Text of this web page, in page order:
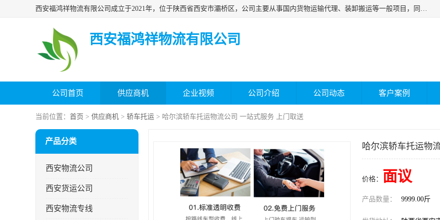
西安福鸿祥物流有限公司成立于2021年，位于陕西省西安市灞桥区，公司主要从事国内货物运输代理、装卸搬运等一般项目，同时具备道路货物运输（不含危险货物）的许可资质。凭借专业的物流服务和*的运输能力，公司致力于为客户提供安全、可靠的物流解决方案，满足多样化的运输需求，助力企业*运营。
西安福鸿祥物流有限公司
公司首页 供应商机 企业视频 公司介绍 公司动态 客户案例
当前位置： 首页 > 供应商机 > 轿车托运 > 哈尔滨轿车托运物流公司 一站式服务 上门取送
产品分类
西安物流公司
西安货运公司
西安物流专线
哈尔滨轿车托运物
价格： 面议
产品数量： 9999.00斤